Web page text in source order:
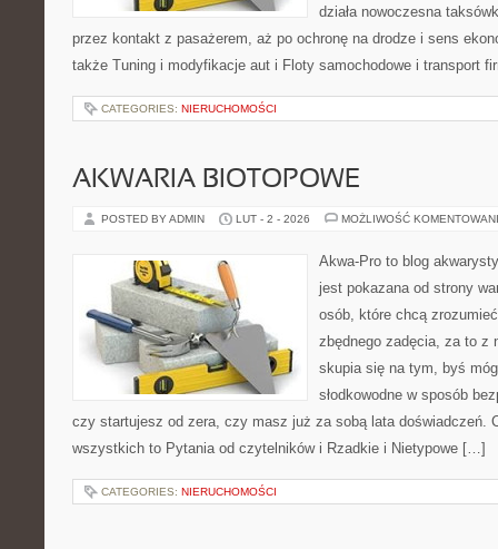
działa nowoczesna
przez kontakt z pasażerem, aż po ochronę na drodze i sens
także Tuning i modyfikacje aut i Floty samochodowe i transport
CATEGORIES: NIERUCHOMOŚCI
AKWARIA BIOTOPOWE
POSTED BY ADMIN LUT - 2 - 2026 MOŻLIWOŚĆ
Akwa-Pro to blog
jest pokazana od strony
osób, które chcą
zbędnego zadęcia, za to z
skupia się na tym, byś
słodkowodne w sposób
czy startujesz od zera, czy masz już za sobą lata doświadczeń.
wszystkich to Pytania od czytelników i Rzadkie i Nietypowe […]
CATEGORIES: NIERUCHOMOŚCI